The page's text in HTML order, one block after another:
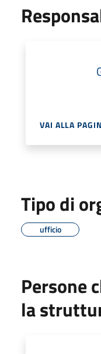
VAI ALLA
Tipo di
ufficio
Persone
la